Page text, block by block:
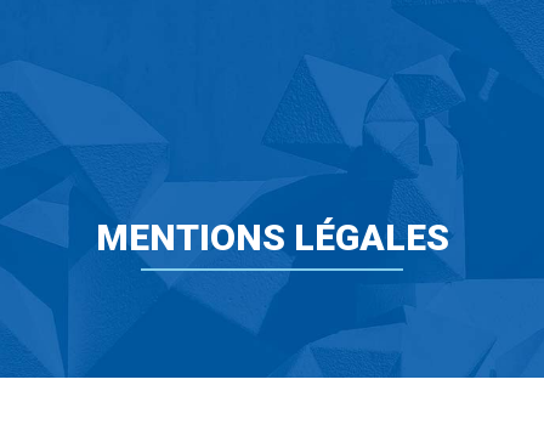
MENTIONS LÉGALES